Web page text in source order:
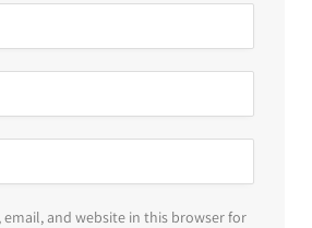
email, and website in this browser for